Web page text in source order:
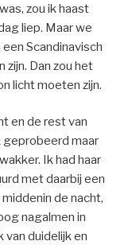
zou ik haast
liep. Maar we
Scandinavisch
zijn. Dan zou het
licht moeten zijn.
en de rest van
geprobeerd maar
Ik had haar
met daarbij een
de nacht,
nagalmen in
van duidelijk en